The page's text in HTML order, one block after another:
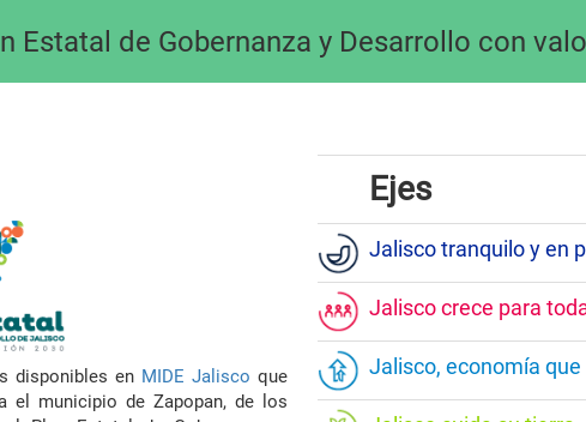
Estatal de Gobernanza y Desarrollo con
disponibles en MIDE Jalisco que
el municipio de Zapopan, de los
Ejes
Jalisco tranquilo y en
Jalisco crece para
Jalisco, economía que